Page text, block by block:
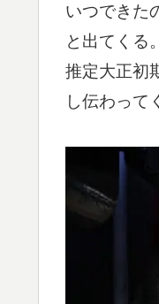
いつできた
と出てくる。
推定大正初
し伝わって